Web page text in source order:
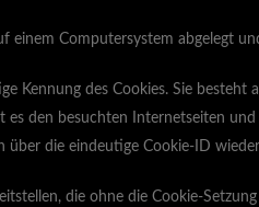
einem Computersystem abgelegt
Kennung des Cookies. Sie besteht
den besuchten Internetseiten
die eindeutige Cookie-ID
die ohne die Cookie-